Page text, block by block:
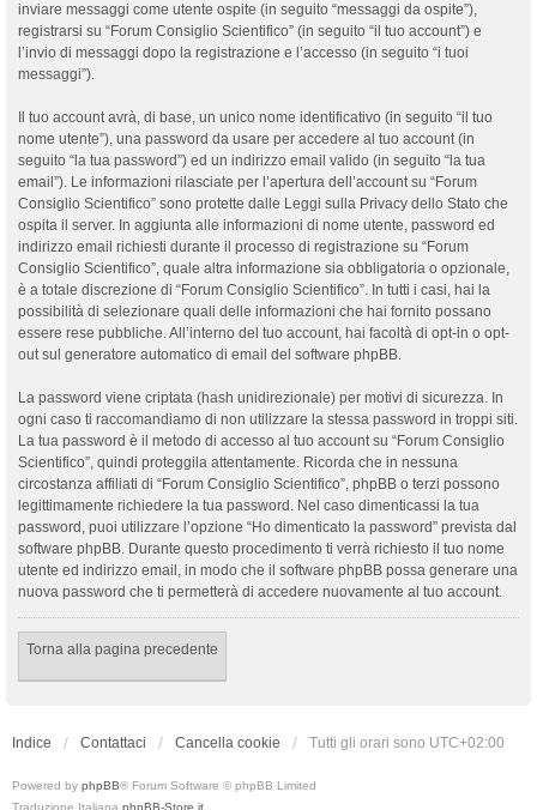
inviare messaggi come utente ospite (in seguito “messaggi da ospite”),
registrarsi su “Forum Consiglio Scientifico” (in seguito “il tuo account”) e
l’invio di messaggi dopo la registrazione e l’accesso (in seguito “i tuoi
messaggi”).
Il tuo account avrà, di base, un unico nome identificativo (in seguito “il tuo
nome utente”), una password da usare per accedere al tuo account (in
seguito “la tua password”) ed un indirizzo email valido (in seguito “la tua
email”). Le informazioni rilasciate per l’apertura dell’account su “Forum
Consiglio Scientifico” sono protette dalle Leggi sulla Privacy dello Stato che
ospita il server. In aggiunta alle informazioni di nome utente, password ed
indirizzo email richiesti durante il processo di registrazione su “Forum
Consiglio Scientifico”, quale altra informazione sia obbligatoria o opzionale,
è a totale discrezione di “Forum Consiglio Scientifico”. In tutti i casi, hai la
possibilità di selezionare quali delle informazioni che hai fornito possano
essere rese pubbliche. All’interno del tuo account, hai facoltà di opt-in o opt-
out sul generatore automatico di email del software phpBB.
La password viene criptata (hash unidirezionale) per motivi di sicurezza. In
ogni caso ti raccomandiamo di non utilizzare la stessa password in troppi siti.
La tua password è il metodo di accesso al tuo account su “Forum Consiglio
Scientifico”, quindi proteggila attentamente. Ricorda che in nessuna
circostanza affiliati di “Forum Consiglio Scientifico”, phpBB o terzi possono
legittimamente richiedere la tua password. Nel caso dimenticassi la tua
password, puoi utilizzare l’opzione “Ho dimenticato la password” prevista dal
software phpBB. Durante questo procedimento ti verrà richiesto il tuo nome
utente ed indirizzo email, in modo che il software phpBB possa generare una
nuova password che ti permetterà di accedere nuovamente al tuo account.
Torna alla pagina precedente
Indice Contattaci Cancella cookie Tutti gli orari sono UTC+02:00
Powered by phpBB® Forum Software © phpBB Limited
Traduzione Italiana phpBB-Store.it